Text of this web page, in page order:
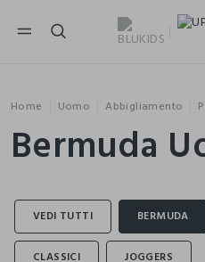
NAVIGATION.ARIA.GOTOMAINCONTENT
Home Uomo Abbigliamento
Bermuda